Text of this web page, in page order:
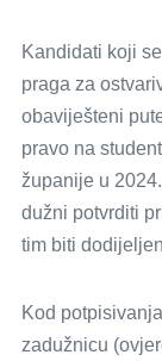
Kandidati koji
praga za
obaviješteni
pravo na
županije u
dužni potvrditi
tim biti
Kod
zadužnicu